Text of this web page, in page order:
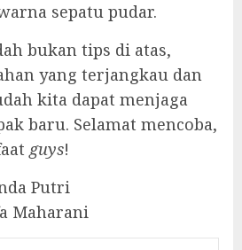
sepatu pudar.
bukan tips di atas,
yang terjangkau dan
kita dapat menjaga
baru. Selamat mencoba,
guys!
Putri
Maharani